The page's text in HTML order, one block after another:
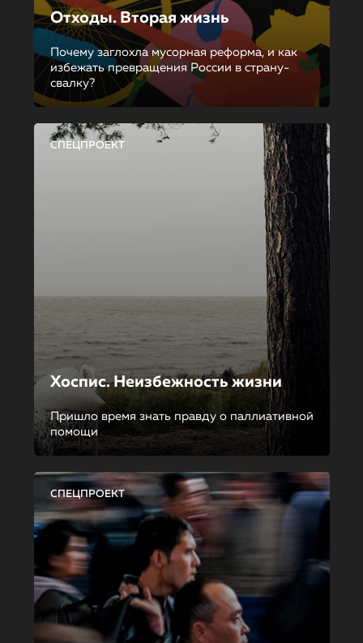
Отходы. Вторая жизнь
Почему заглохла мусорная реформа, и как
избежать превращения России в страну-
свалку?
СПЕЦПРОЕКТ
Хоспис. Неизбежность жизни
Пришло время знать правду о паллиативной
помощи
СПЕЦПРОЕКТ